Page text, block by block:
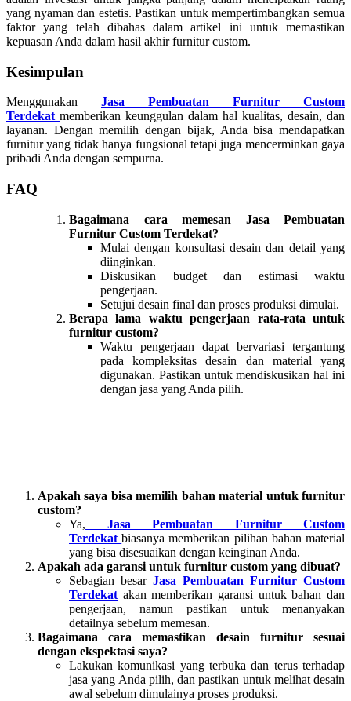
yang nyaman dan estetis. Pastikan untuk mempertimbangkan semua
faktor yang telah dibahas dalam artikel ini untuk memastikan
kepuasan Anda dalam hasil akhir furnitur custom.
Kesimpulan
Menggunakan Jasa Pembuatan Furnitur Custom
Terdekat memberikan keunggulan dalam hal kualitas, desain, dan
layanan. Dengan memilih dengan bijak, Anda bisa mendapatkan
furnitur yang tidak hanya fungsional tetapi juga mencerminkan gaya
pribadi Anda dengan sempurna.
FAQ
Bagaimana cara memesan Jasa Pembuatan
Furnitur Custom Terdekat?
Mulai dengan konsultasi desain dan detail yang
diinginkan.
Diskusikan budget dan estimasi waktu
pengerjaan.
Setujui desain final dan proses produksi dimulai.
Berapa lama waktu pengerjaan rata-rata untuk
furnitur custom?
Waktu pengerjaan dapat bervariasi tergantung
pada kompleksitas desain dan material yang
digunakan. Pastikan untuk mendiskusikan hal ini
dengan jasa yang Anda pilih.
Apakah saya bisa memilih bahan material untuk furnitur
custom?
Ya,
Jasa Pembuatan Furnitur Custom
Terdekat biasanya memberikan pilihan bahan material
yang bisa disesuaikan dengan keinginan Anda.
Apakah ada garansi untuk furnitur custom yang dibuat?
Sebagian besar Jasa Pembuatan Furnitur Custom
Terdekat akan memberikan garansi untuk bahan dan
pengerjaan, namun pastikan untuk menanyakan
detailnya sebelum memesan.
Bagaimana cara memastikan desain furnitur sesuai
dengan ekspektasi saya?
Lakukan komunikasi yang terbuka dan terus terhadap
jasa yang Anda pilih, dan pastikan untuk melihat desain
awal sebelum dimulainya proses produksi.